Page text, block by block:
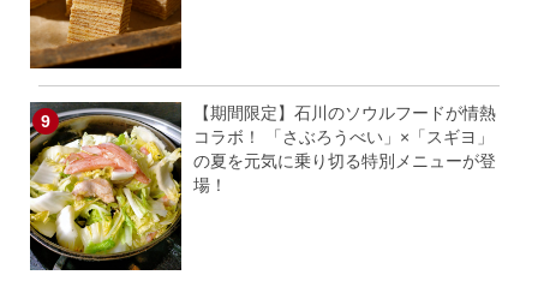
【期間限定】石川のソウルフードが情熱
コラボ！ 「さぶろうべい」×「スギヨ」
の夏を元気に乗り切る特別メニューが登
場！